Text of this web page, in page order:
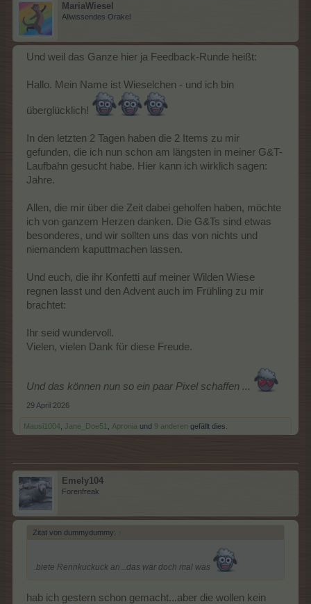
MariaWiesel
Allwissendes Orakel
Und weil das Ganze hier ja Feedback-Runde heißt:
Hallo. Mein Name ist Wieselchen - und ich bin
überglücklich!
In den letzten 2 Tagen haben die 2 Items zu mir
gefunden, die ich nun schon am längsten in meiner G&T-
Laufbahn gesucht habe. Hier kann ich wirklich sagen:
Jahre.
Allen, die mir über die Zeit dabei geholfen haben, möchte
ich von ganzem Herzen danken. Die G&Ts sind etwas
besonderes, und wir sollten uns das von nichts und
niemandem kaputtmachen lassen.
Und euch, die ihr Konfetti auf meiner Wilden Wiese
regnen lasst und den Advent auch im Frühling zu mir
brachtet:
Ihr seid wundervoll.
Vielen, vielen Dank für diese Freude.
Und das können nun so ein paar Pixel schaffen ...
29 April 2026
Mausi1004 Jane_Doe51 Apronia und 9 anderen gefällt dies.
Emely104
Forenfreak
Zitat von dummydummy: ↑
.biete Rennkuckuck an...das wär doch mal was
hab ich gestern schon gemacht...aber die wollen kein